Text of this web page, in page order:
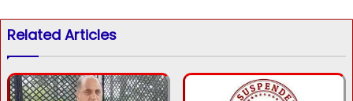
Related Articles